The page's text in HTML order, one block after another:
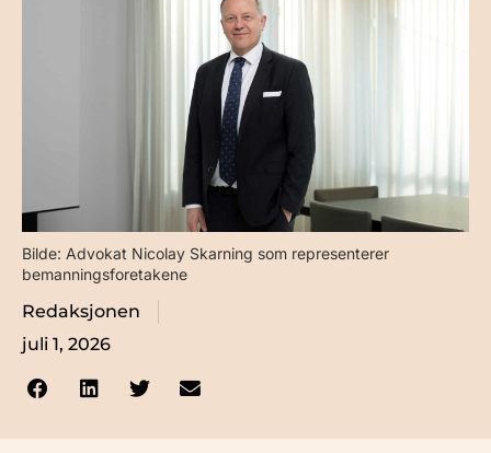
Bilde: Advokat Nicolay Skarning som representerer
bemanningsforetakene
Redaksjonen
juli 1, 2026